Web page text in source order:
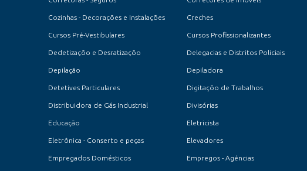
Cozinhas - Decorações e Instalações Creches
Cursos Pré-Vestibulares Cursos Profissionalizantes
Dedetizaçõo e Desratizaçõo Delegacias e Distritos Policiais
Depilação Depiladora
Detetives Particulares Digitaçõo de Trabalhos
Distribuidora de Gás Industrial Divisórias
Educação Eletricista
Eletrônica - Conserto e peças Elevadores
Empregados Domésticos Empregos - Agéncias